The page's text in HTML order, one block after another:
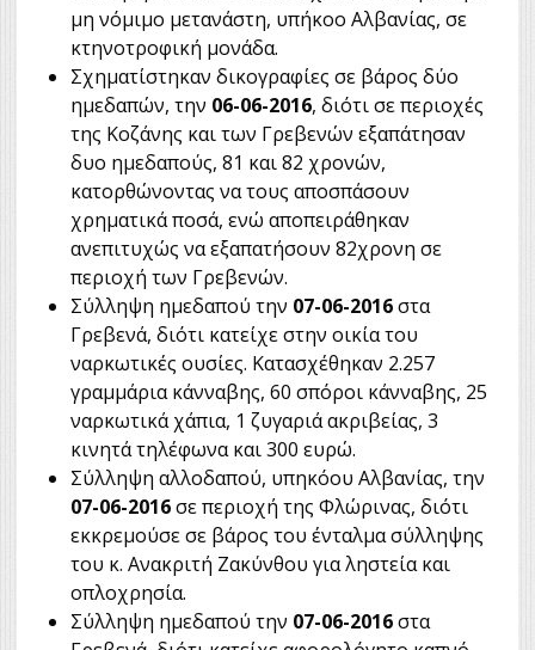
μη νόμιμο μετανάστη, υπήκοο Αλβανίας, σε
κτηνοτροφική μονάδα.
Σχηματίστηκαν δικογραφίες σε βάρος δύο
ημεδαπών, την 06-06-2016, διότι σε περιοχές
της Κοζάνης και των Γρεβενών εξαπάτησαν
δυο ημεδαπούς, 81 και 82 χρονών,
κατορθώνοντας να τους αποσπάσουν
χρηματικά ποσά, ενώ αποπειράθηκαν
ανεπιτυχώς να εξαπατήσουν 82χρονη σε
περιοχή των Γρεβενών.
Σύλληψη ημεδαπού την 07-06-2016στα
Γρεβενά, διότι κατείχε στην οικία του
ναρκωτικές ουσίες. Κατασχέθηκαν 2.257
γραμμάρια κάνναβης, 60 σπόροι κάνναβης, 25
ναρκωτικά χάπια, 1 ζυγαριά ακριβείας, 3
κινητά τηλέφωνα και 300 ευρώ.
Σύλληψη αλλοδαπού, υπηκόου Αλβανίας, την
07-06-2016σε περιοχή της Φλώρινας, διότι
εκκρεμούσε σε βάρος του ένταλμα σύλληψης
του κ. Ανακριτή Ζακύνθου για ληστεία και
οπλοχρησία.
Σύλληψη ημεδαπού την 07-06-2016στα